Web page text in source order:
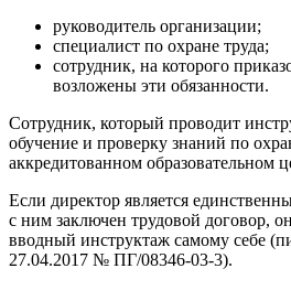
руководитель организации;
специалист по охране труда;
сотрудник, на которого
возложены эти обязанности.
Сотрудник, который проводит
обучение и проверку знаний по
аккредитованном образовательном
Если директор является
с ним заключен трудовой договор,
вводный инструктаж самому себе
27.04.2017 № ПГ/08346-03-3).